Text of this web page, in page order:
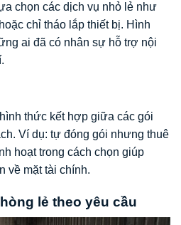
chọn các dịch vụ nhỏ lẻ như
chỉ tháo lắp thiết bị. Hình
ai đã có nhân sự hỗ trợ nội
thức kết hợp giữa các gói
Ví dụ: tự đóng gói nhưng thuê
hoạt trong cách chọn giúp
về mặt tài chính.
lẻ theo yêu cầu